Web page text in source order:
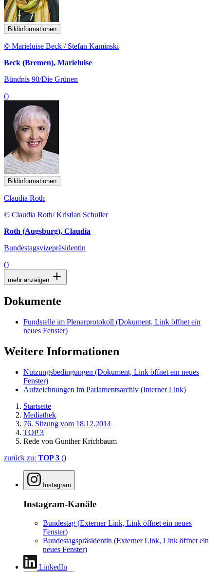
Bildinformationen
© Marieluise Beck / Stefan Kaminski
Beck (Bremen), Marieluise
Bündnis 90/Die Grünen
()
Bildinformationen
Claudia Roth
© Claudia Roth/ Kristian Schuller
Roth (Augsburg), Claudia
Bundestagsvizepräsidentin
()
mehr anzeigen
Dokumente
Fundstelle im Plenarprotokoll (Dokument, Link öffnet ein
neues Fenster)
Weitere Informationen
Nutzungsbedingungen (Dokument, Link öffnet ein neues
Fenster)
Aufzeichnungen im Parlamentsarchiv (Interner Link)
Startseite
Mediathek
76. Sitzung vom 18.12.2014
TOP 3
Rede von Gunther Krichbaum
zurück zu: TOP 3 ()
Instagram
Instagram-Kanäle
Bundestag (Externer Link, Link öffnet ein neues
Fenster)
Bundestagspräsidentin (Externer Link, Link öffnet ein
neues Fenster)
LinkedIn